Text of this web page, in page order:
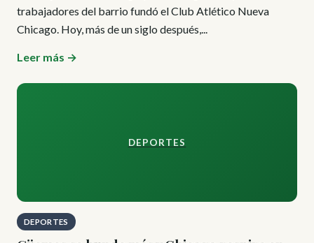
trabajadores del barrio fundó el Club Atlético Nueva
Chicago. Hoy, más de un siglo después,...
Leer más →
DEPORTES
DEPORTES